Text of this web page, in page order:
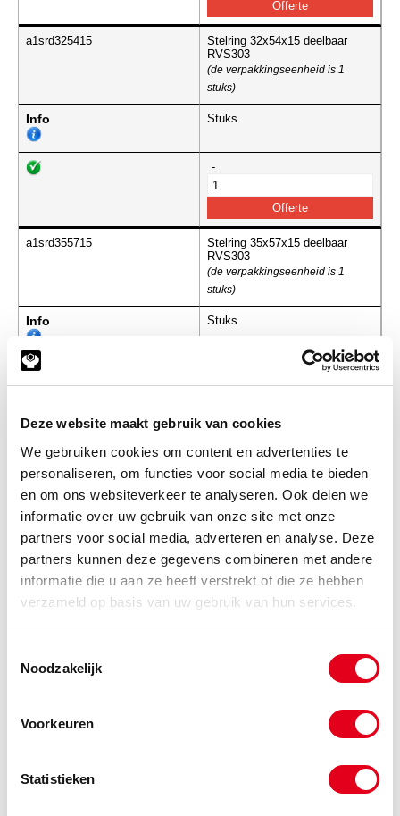
Deze website maakt gebruik van cookies
We gebruiken cookies om content en advertenties te
personaliseren, om functies voor social media te bieden
en om ons websiteverkeer te analyseren. Ook delen we
informatie over uw gebruik van onze site met onze
partners voor social media, adverteren en analyse. Deze
partners kunnen deze gegevens combineren met andere
informatie die u aan ze heeft verstrekt of die ze hebben
verzameld op basis van uw gebruik van hun services.
Noodzakelijk
Voorkeuren
Statistieken
a1srd325415
Stelring 32x54x15 deelbaar
RVS303
(de verpakkingseenheid is 1
stuks)
Info Stuks
-
a1srd355715
Stelring 35x57x15 deelbaar
RVS303
(de verpakkingseenheid is 1
stuks)
Info Stuks
a1srd406015
Stelring 40x60x15 deelbaar
RVS303
(de verpakkingseenheid is 1
stuks)
Info Stuks
(de verpakkingseenheid is 1
Info